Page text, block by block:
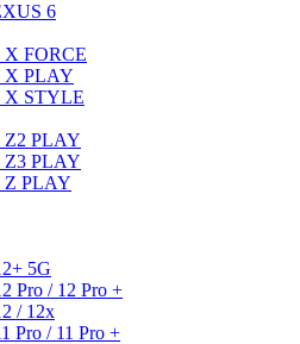
6
X FORCE
X PLAY
X STYLE
Z2 PLAY
Z3 PLAY
Z PLAY
5G
Pro / 12 Pro +
/ 12x
Pro / 11 Pro +